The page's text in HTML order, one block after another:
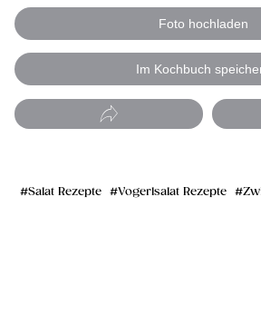
Foto hochladen
Im Kochbuch
Salat Rezepte Vogerlsalat Rezepte